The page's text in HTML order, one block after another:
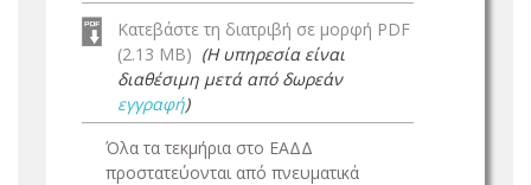
Κατεβάστε τη διατριβή σε μορφή PDF
(2.13 MB) (Η υπηρεσία είναι
διαθέσιμη μετά από δωρεάν
εγγραφή)
Όλα τα τεκμήρια στο ΕΑΔΔ
προστατεύονται από πνευματικά